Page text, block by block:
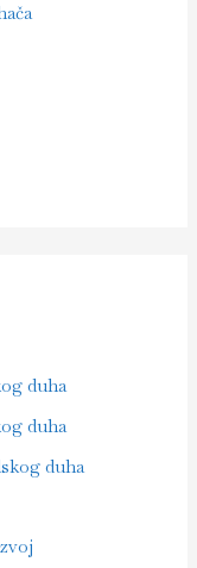
duha
duha
duha